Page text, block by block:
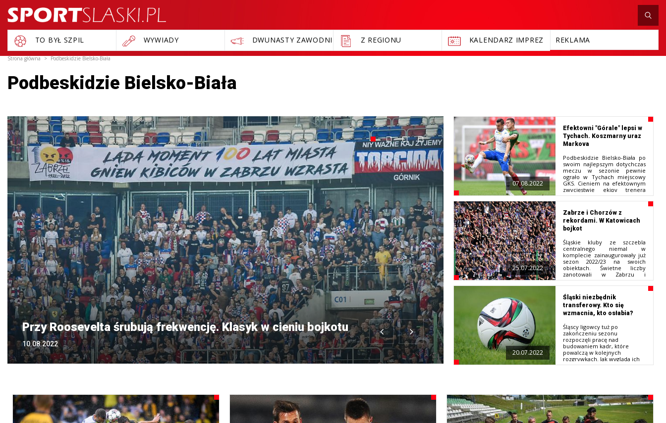
TO BYŁ SZPIL WYWIADY DWUNASTY ZAWODNIK Z REGIONU KALENDARZ IMPREZ REKLAMA
Strona główna Podbeskidzie Bielsko-Biała
Podbeskidzie Bielsko-Biała
Przy Roosevelta śrubują frekwencję. Klasyk w cieniu bojkotu
10.08.2022
07.08.2022
25.07.2022
20.07.2022
07.08.2022
Efektowni "Górale" lepsi w
Tychach. Koszmarny uraz
Markova
Podbeskidzie Bielsko-Biała po
swoim najlepszym dotychczas
meczu w sezonie pewnie
ograło w Tychach miejscowy
GKS. Cieniem na efektownym
zwycięstwie ekipy trenera
Mirosława Smyły kładł się uraz
Ivailo Markova, odniesiony po
przypadkowym zderzeniu z
własnym bramkarzem.
25.07.2022
Zabrze i Chorzów z
rekordami. W Katowicach
bojkot
Śląskie kluby ze szczebla
centralnego niemal w
komplecie zainaugurowały już
sezon 2022/23 na swoich
obiektach. Świetne liczby
zanotowali w Zabrzu i
Chorzowie, przywitanie
rozgrywek przy
Bukowej odbyło się zaś w
cieniu bojkotu fanów z
Katowic..
20.07.2022
Śląski niezbędnik
transferowy. Kto się
wzmacnia, kto osłabia?
Śląscy ligowcy tuż po
zakończeniu sezonu
rozpoczęli pracę nad
budowaniem kadr, które
powalczą w kolejnych
rozgrywkach. Jak wygląda ich
aktywność transferowa? Kto się